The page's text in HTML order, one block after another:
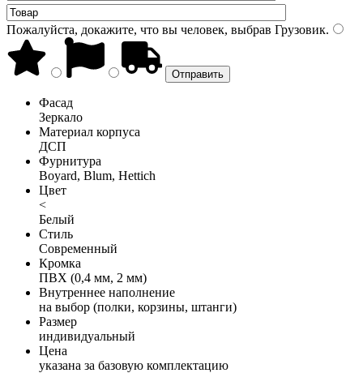
Пожалуйста, докажите, что вы человек, выбрав Грузовик.
Фасад
Зеркало
Материал корпуса
ДСП
Фурнитура
Boyard, Blum, Hettich
Цвет
<
Белый
Стиль
Современный
Кромка
ПВХ (0,4 мм, 2 мм)
Внутреннее наполнение
на выбор (полки, корзины, штанги)
Размер
индивидуальный
Цена
указана за базовую комплектацию